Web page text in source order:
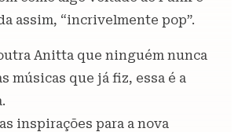
assim, “incrivelmente pop”.
Anitta que ninguém nunca
músicas que já fiz, essa é a
inspirações para a nova